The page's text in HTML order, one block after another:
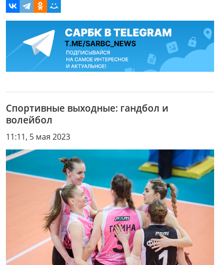
Спортивные выходные: гандбол и
волейбол
11:11, 5 мая 2023